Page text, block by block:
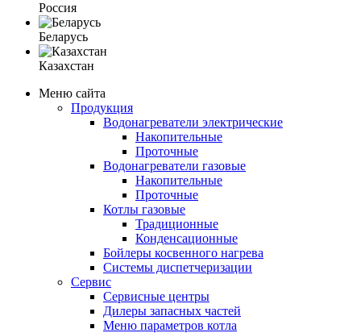
Россия
Беларусь
Казахстан
Меню сайта
Продукция
Водонагреватели электрические
Накопительные
Проточные
Водонагреватели газовые
Накопительные
Проточные
Котлы газовые
Традиционные
Конденсационные
Бойлеры косвенного нагрева
Системы диспетчеризации
Сервис
Сервисные центры
Дилеры запасных частей
Меню параметров котла